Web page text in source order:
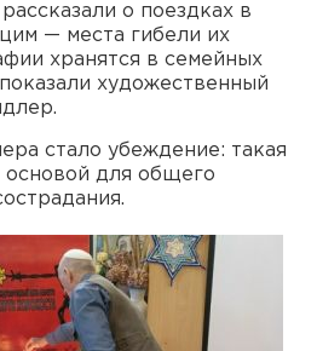
о поездках в
— места гибели их
хранятся в семейных
художественный
стало убеждение: такая
основой для общего